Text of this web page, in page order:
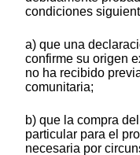
condiciones
a) que una
confirme su origen
no ha recibido
comunitaria;
b) que la compra
particular para el
necesaria por